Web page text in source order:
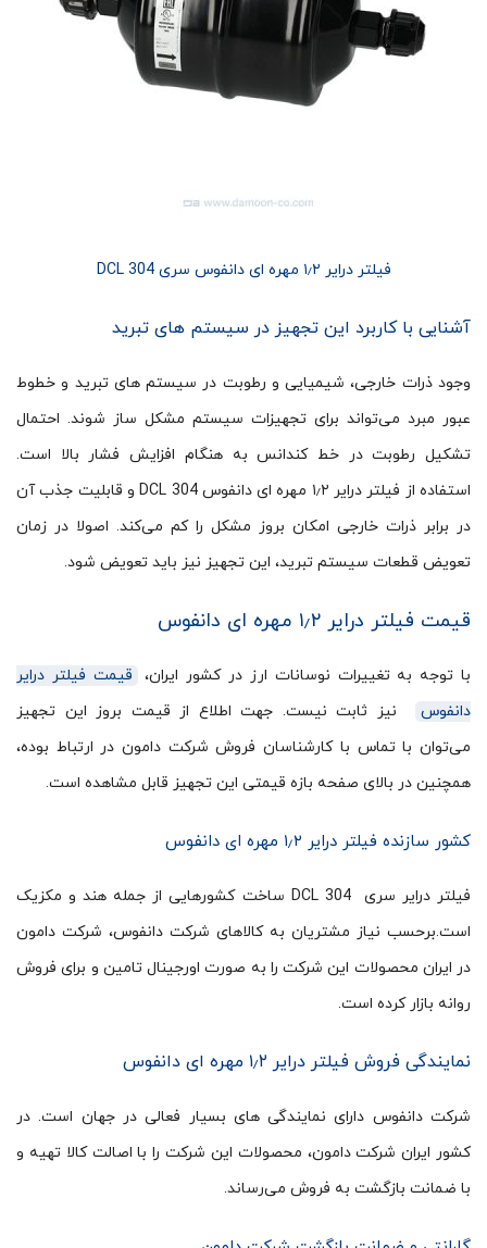
فیلتر درایر ۱٫۲ مهره ای دانفوس سری DCL 304
آشنایی با کاربرد این تجهیز در سیستم های تبرید
وجود ذرات خارجی، شیمیایی و رطوبت در سیستم های تبرید و خطوط
عبور مبرد می‌تواند برای تجهیزات سیستم مشکل ساز شوند. احتمال
تشکیل رطوبت در خط کندانس به هنگام افزایش فشار بالا است.
استفاده از فیلتر درایر ۱٫۲ مهره ای دانفوس DCL 304 و قابلیت جذب آن
در برابر ذرات خارجی امکان بروز مشکل را کم می‌کند. اصولا در زمان
تعویض قطعات سیستم تبرید، این تجهیز نیز باید تعویض شود.
قیمت فیلتر درایر ۱٫۲ مهره ای دانفوس
با توجه به تغییرات نوسانات ارز در کشور ایران،
قیمت فیلتر درایر
دانفوس
نیز ثابت نیست. جهت اطلاع از قیمت بروز این تجهیز
می‌توان با تماس با کارشناسان فروش شرکت دامون در ارتباط بوده،
همچنین در بالای صفحه بازه قیمتی این تجهیز قابل مشاهده است.
کشور سازنده فیلتر درایر ۱٫۲ مهره ای دانفوس
فیلتر درایر سری DCL 304 ساخت کشورهایی از جمله هند و مکزیک
است.برحسب نیاز مشتریان به کالاهای شرکت دانفوس، شرکت دامون
در ایران محصولات این شرکت را به صورت اورجینال تامین و برای فروش
روانه بازار کرده است.
نمایندگی فروش فیلتر درایر ۱٫۲ مهره ای دانفوس
شرکت دانفوس دارای نمایندگی های بسیار فعالی در جهان است. در
کشور ایران شرکت دامون، محصولات این شرکت را با اصالت کالا تهیه و
با ضمانت بازگشت به فروش می‌رساند.